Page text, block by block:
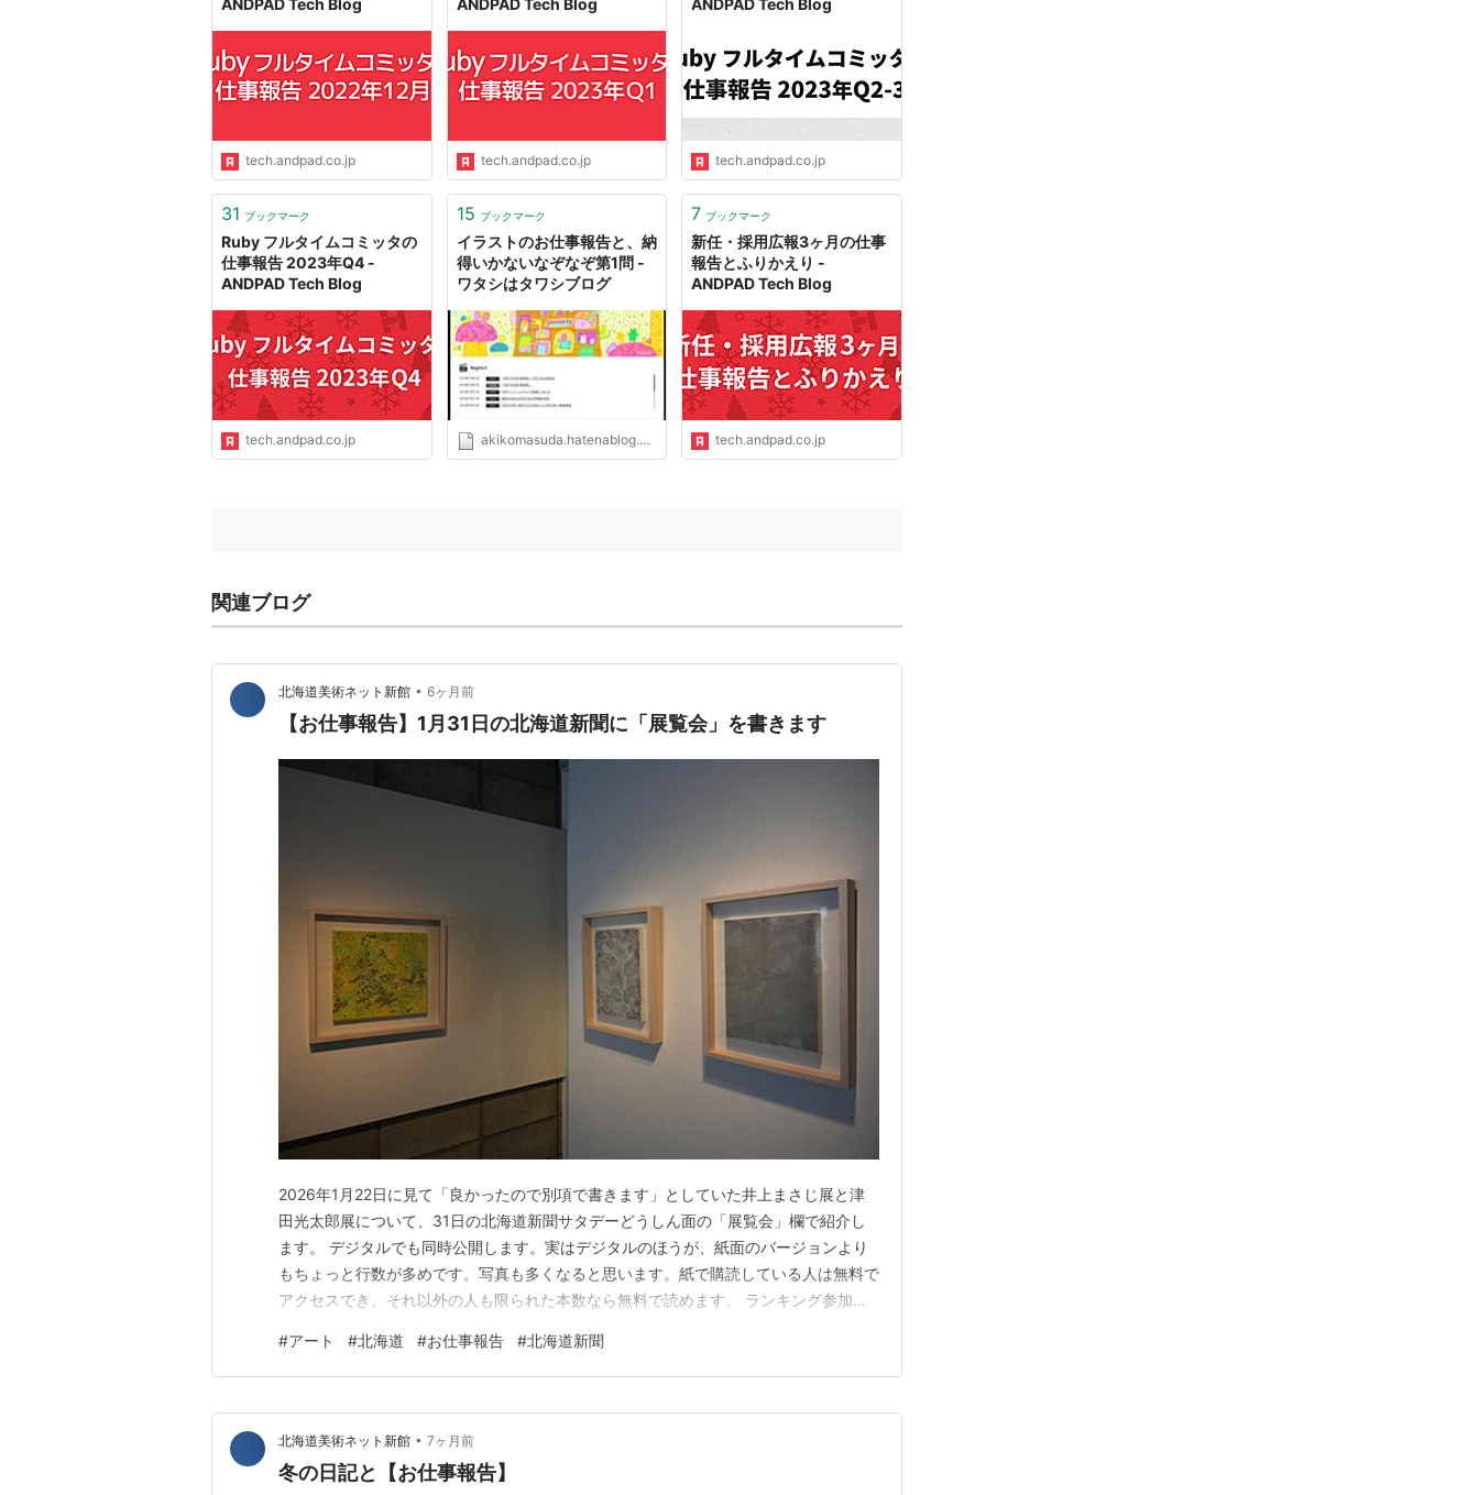
ANDPAD Tech Blog
tech.andpad.co.jp
ANDPAD Tech Blog
tech.andpad.co.jp
ANDPAD Tech Blog
tech.andpad.co.jp
31 ブックマーク
Ruby フルタイムコミッタの
仕事報告 2023年Q4 -
ANDPAD Tech Blog
tech.andpad.co.jp
15 ブックマーク
イラストのお仕事報告と、納
得いかないなぞなぞ第1問 -
ワタシはタワシブログ
akikomasuda.hatenablog.com
7 ブックマーク
新任・採用広報3ヶ月の仕事
報告とふりかえり -
ANDPAD Tech Blog
tech.andpad.co.jp
関連ブログ
北海道美術ネット新館 • 6ヶ月前
【お仕事報告】1月31日の北海道新聞に「展覧会」を書きます
2026年1月22日に見て「良かったので別項で書きます」としていた井上まさじ展と津
田光太郎展について、31日の北海道新聞サタデーどうしん面の「展覧会」欄で紹介し
ます。 デジタルでも同時公開します。実はデジタルのほうが、紙面のバージョンより
もちょっと行数が多めです。写真も多くなると思います。紙で購読している人は無料で
アクセスでき、それ以外の人も限られた本数なら無料で読めます。 ランキング参加中
#アート #北海道 #お仕事報告 #北海道新聞
北海道美術ネット新館 • 7ヶ月前
冬の日記と【お仕事報告】